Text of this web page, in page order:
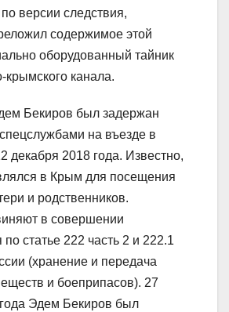
версии следствия,
содержимое этой
оборудованный тайник
крымского канала.
Бекиров был задержан
на въезде в
декабря 2018 года. Известно,
в Крым для посещения
и родственников.
в совершении
по статье 222 часть 2 и 222.1
(хранение и передача
и боеприпасов). 27
Эдем Бекиров был